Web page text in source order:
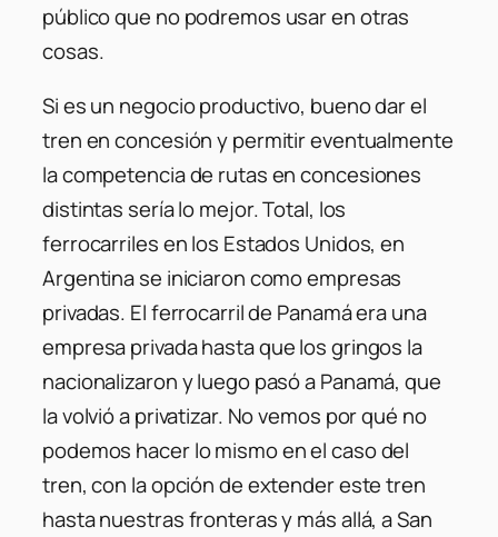
público que no podremos usar en otras
cosas.
Si es un negocio productivo, bueno dar el
tren en concesión y permitir eventualmente
la competencia de rutas en concesiones
distintas sería lo mejor. Total, los
ferrocarriles en los Estados Unidos, en
Argentina se iniciaron como empresas
privadas. El ferrocarril de Panamá era una
empresa privada hasta que los gringos la
nacionalizaron y luego pasó a Panamá, que
la volvió a privatizar. No vemos por qué no
podemos hacer lo mismo en el caso del
tren, con la opción de extender este tren
hasta nuestras fronteras y más allá, a San